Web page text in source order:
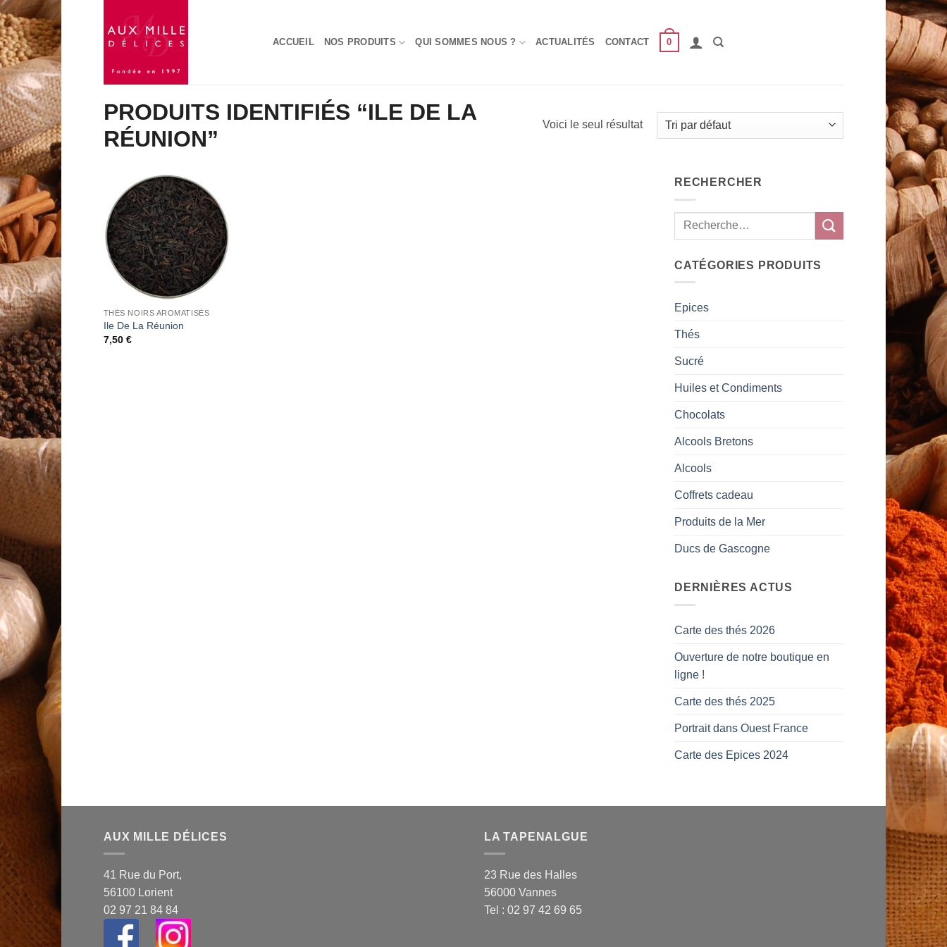
au
contenu
ACCUEIL NOS PRODUITS QUI SOMMES NOUS ? ACTUALITÉS CONTACT 0
PRODUITS IDENTIFIÉS “ILE DE LA
RÉUNION”
Voici le seul résultat
Add to
Wishlist
THÉS NOIRS AROMATISÉS
Ile De La Réunion
7,50 €
RECHERCHER
CATÉGORIES PRODUITS
Epices
Thés
Sucré
Huiles et Condiments
Chocolats
Alcools Bretons
Alcools
Coffrets cadeau
Produits de la Mer
Ducs de Gascogne
DERNIÈRES ACTUS
Carte des thés 2026
Ouverture de notre boutique en
ligne !
Carte des thés 2025
Portrait dans Ouest France
Carte des Epices 2024
AUX MILLE DÉLICES
41 Rue du Port,
56100 Lorient
02 97 21 84 84
LA TAPENALGUE
23 Rue des Halles
56000 Vannes
Tel : 02 97 42 69 65